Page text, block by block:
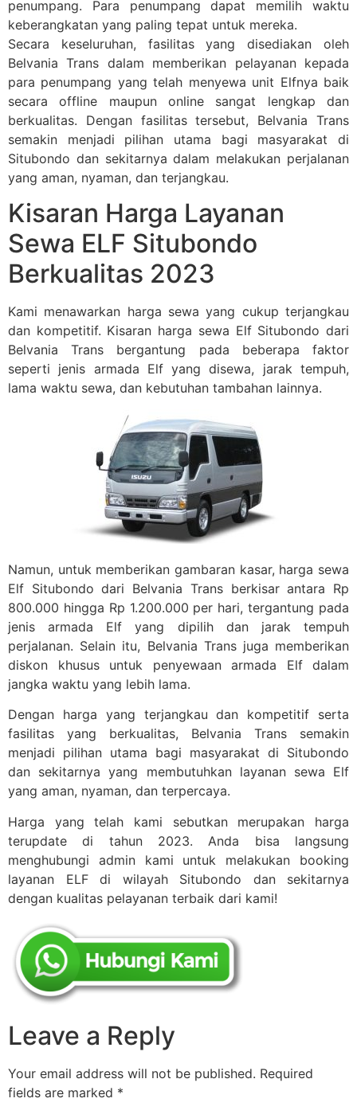
penumpang. Para penumpang dapat memilih waktu
keberangkatan yang paling tepat untuk mereka.
Secara keseluruhan, fasilitas yang disediakan oleh
Belvania Trans dalam memberikan pelayanan kepada
para penumpang yang telah menyewa unit Elfnya baik
secara offline maupun online sangat lengkap dan
berkualitas. Dengan fasilitas tersebut, Belvania Trans
semakin menjadi pilihan utama bagi masyarakat di
Situbondo dan sekitarnya dalam melakukan perjalanan
yang aman, nyaman, dan terjangkau.
Kisaran Harga Layanan
Sewa ELF Situbondo
Berkualitas 2023
Kami menawarkan harga sewa yang cukup terjangkau
dan kompetitif. Kisaran harga sewa Elf Situbondo dari
Belvania Trans bergantung pada beberapa faktor
seperti jenis armada Elf yang disewa, jarak tempuh,
lama waktu sewa, dan kebutuhan tambahan lainnya.
Namun, untuk memberikan gambaran kasar, harga sewa
Elf Situbondo dari Belvania Trans berkisar antara Rp
800.000 hingga Rp 1.200.000 per hari, tergantung pada
jenis armada Elf yang dipilih dan jarak tempuh
perjalanan. Selain itu, Belvania Trans juga memberikan
diskon khusus untuk penyewaan armada Elf dalam
jangka waktu yang lebih lama.
Dengan harga yang terjangkau dan kompetitif serta
fasilitas yang berkualitas, Belvania Trans semakin
menjadi pilihan utama bagi masyarakat di Situbondo
dan sekitarnya yang membutuhkan layanan sewa Elf
yang aman, nyaman, dan terpercaya.
Harga yang telah kami sebutkan merupakan harga
terupdate di tahun 2023. Anda bisa langsung
menghubungi admin kami untuk melakukan booking
layanan ELF di wilayah Situbondo dan sekitarnya
dengan kualitas pelayanan terbaik dari kami!
Leave a Reply
Your email address will not be published. Required
fields are marked *